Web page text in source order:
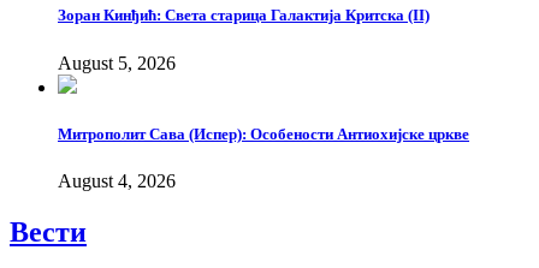
Зоран Кинђић: Света старица Галактија Критска (II)
August 5, 2026
Митрополит Сава (Испер): Особености Антиохијске цркве
August 4, 2026
Вести